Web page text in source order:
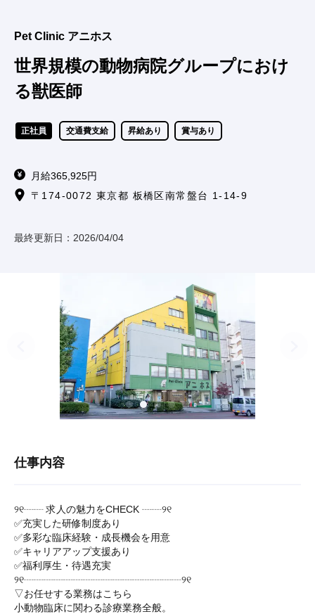
Pet Clinic アニホス
世界規模の動物病院グループにおけ
る獣医師
正社員 交通費支給 昇給あり 賞与あり
月給365,925円
〒174-0072 東京都 板橋区南常盤台 1-14-9
最終更新日： 2026/04/04
仕事内容
୨୧┈┈ 求人の魅力をCHECK ┈┈୨୧
✅充実した研修制度あり
✅多彩な臨床経験・成長機会を用意
✅キャリアアップ支援あり
✅福利厚生・待遇充実
୨୧┈┈┈┈┈┈┈┈┈┈┈┈┈┈┈┈୨୧
▽お任せする業務はこちら
小動物臨床に関わる診療業務全般。